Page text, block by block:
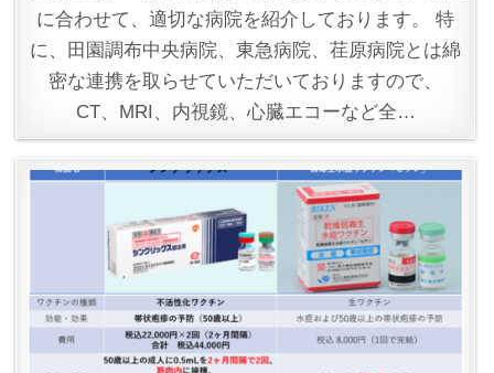
に合わせて、適切な病院を紹介しております。 特
に、田園調布中央病院、東急病院、荏原病院とは綿
密な連携を取らせていただいておりますので、
CT、MRI、内視鏡、心臓エコーなど全…